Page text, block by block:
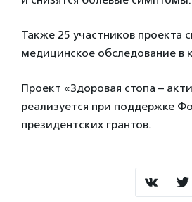
Также 25 участников проекта
медицинское обследование в
Проект «Здоровая стопа –
реализуется при поддержке
президентских грантов.